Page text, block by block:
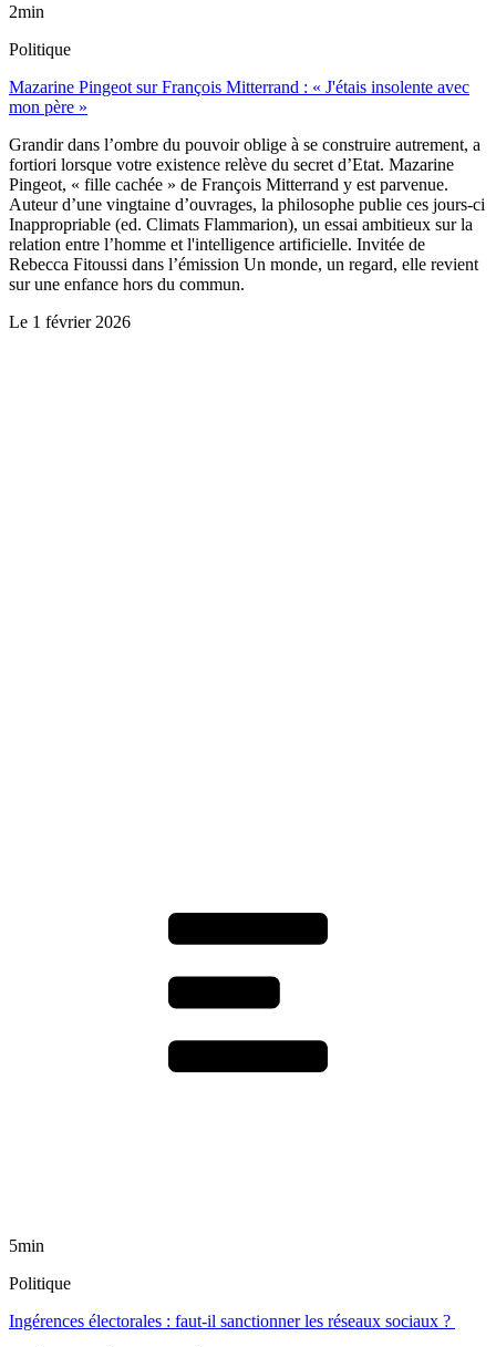
2min
Politique
Mazarine Pingeot sur François Mitterrand : « J'étais insolente avec
mon père »
Grandir dans l’ombre du pouvoir oblige à se construire autrement, a
fortiori lorsque votre existence relève du secret d’Etat. Mazarine
Pingeot, « fille cachée » de François Mitterrand y est parvenue.
Auteur d’une vingtaine d’ouvrages, la philosophe publie ces jours-ci
Inappropriable (ed. Climats Flammarion), un essai ambitieux sur la
relation entre l’homme et l'intelligence artificielle. Invitée de
Rebecca Fitoussi dans l’émission Un monde, un regard, elle revient
sur une enfance hors du commun.
Le 1 février 2026
5min
Politique
Ingérences électorales : faut-il sanctionner les réseaux sociaux ?